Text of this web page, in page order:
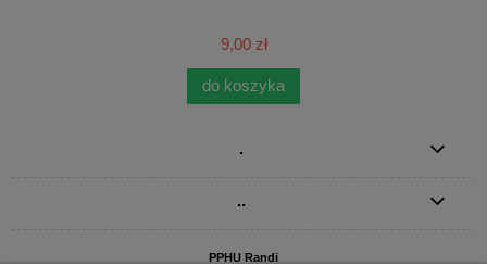
9,00 zł
do koszyka
.
..
PPHU Randi